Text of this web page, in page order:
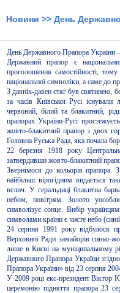
Новини >> День
День Державного Прапора України
Державний прапор є
проголошення самостійності,
національної символіки, а саме до
З давніх-давен стяг був святинею,
за часів Київської Русі
червоний, білий та блакитний,
прапорах України-Русі
жовто-блакитний прапор з двох
Головна Руська Рада, яка почала
22 березня 1918 року
затвердивши жовто-блакитний
Звернімося до кольорів прапора.
найбільш вірогідним видається
велич. У геральдиці блакитна
небом, повітрям. Золото
символізує сонце. Вибір
символами країни є чисте небо
24 серпня 1991 року відбулося
Верховної Ради замайорів синьо-
лише в Києві на муніципальному
Державного Прапора України
Прапора України» від 23 серпня
У 2009 році екс-президент Віктор
церемонію підняття прапора 23